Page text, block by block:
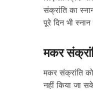
संक्रांति का
पूरे दिन भी
मकर
मकर संक्रांति
नहीं किया जा